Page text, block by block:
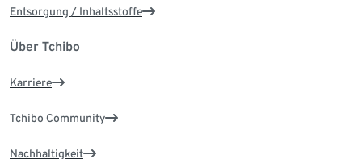
Entsorgung / Inhaltsstoffe
Über Tchibo
Karriere
Tchibo Community
Nachhaltigkeit